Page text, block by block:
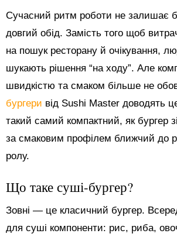
Сучасний ритм роботи не залишає
довгий обід. Замість того щоб
на пошук ресторану й очікування,
шукають рішення “на ходу”. Але
швидкістю та смаком більше не
бургери від Sushi Master доводять
такий самий компактний, як бургер
за смаковим профілем ближчий до
ролу.
Що таке суші-бургер?
Зовні — це класичний бургер.
для суші компоненти: рис, риба,